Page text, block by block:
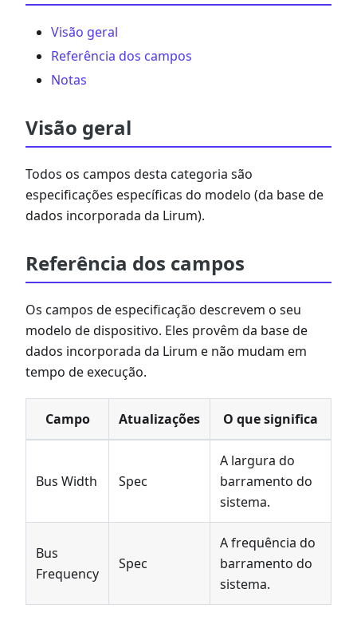
Visão geral
Referência dos campos
Notas
Visão geral
Todos os campos desta categoria são
especificações específicas do modelo (da base de
dados incorporada da Lirum).
Referência dos campos
Os campos de especificação descrevem o seu
modelo de dispositivo. Eles provêm da base de
dados incorporada da Lirum e não mudam em
tempo de execução.
Campo Atualizações O que significa
Bus Width Spec
A largura do
barramento do
sistema.
Bus
Frequency
Spec
A frequência do
barramento do
sistema.